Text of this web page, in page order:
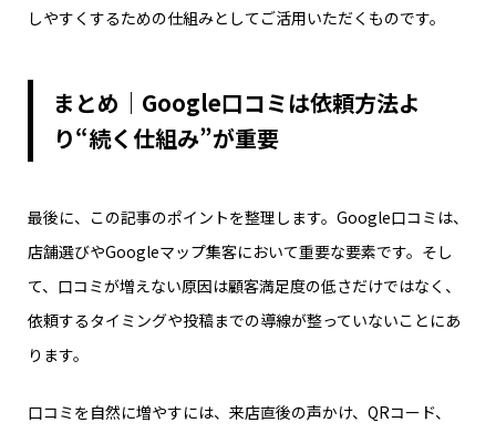
しやすくするための仕組みとしてご活用いただくものです。
まとめ｜Google口コミは依頼方法よ
り“続く仕組み”が重要
最後に、この記事のポイントを整理します。Google口コミは、
店舗選びやGoogleマップ集客において重要な要素です。そし
て、口コミが増えない原因は顧客満足度の低さだけではなく、
依頼するタイミングや投稿までの導線が整っていないことにあ
ります。
口コミを自然に増やすには、来店直後の声かけ、QRコード、